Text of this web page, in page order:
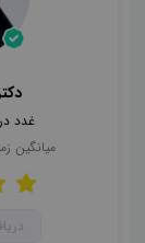
غدد
میانگین